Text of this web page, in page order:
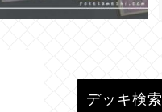
デッキ検索